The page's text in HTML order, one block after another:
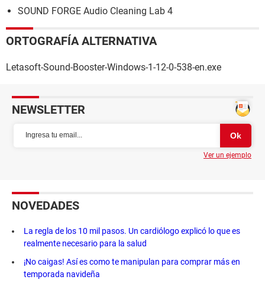
SOUND FORGE Audio Cleaning Lab 4
ORTOGRAFÍA ALTERNATIVA
Letasoft-Sound-Booster-Windows-1-12-0-538-en.exe
NEWSLETTER
Ver un ejemplo
NOVEDADES
La regla de los 10 mil pasos. Un cardiólogo explicó lo que es
realmente necesario para la salud
¡No caigas! Así es como te manipulan para comprar más en
temporada navideña